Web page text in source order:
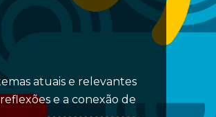
atuais e relevantes
e a conexão de